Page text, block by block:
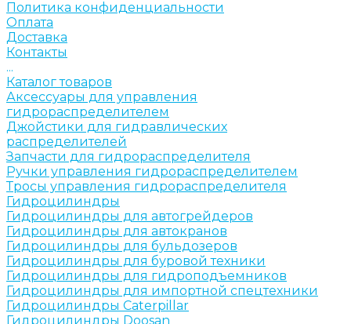
Политика конфиденциальности
Оплата
Доставка
Контакты
...
Каталог товаров
Аксессуары для управления
гидрораспределителем
Джойстики для гидравлических
распределителей
Запчасти для гидрораспределителя
Ручки управления гидрораспределителем
Тросы управления гидрораспределителя
Гидроцилиндры
Гидроцилиндры для автогрейдеров
Гидроцилиндры для автокранов
Гидроцилиндры для бульдозеров
Гидроцилиндры для буровой техники
Гидроцилиндры для гидроподъемников
Гидроцилиндры для импортной спецтехники
Гидроцилиндры Caterpillar
Гидроцилиндры Doosan